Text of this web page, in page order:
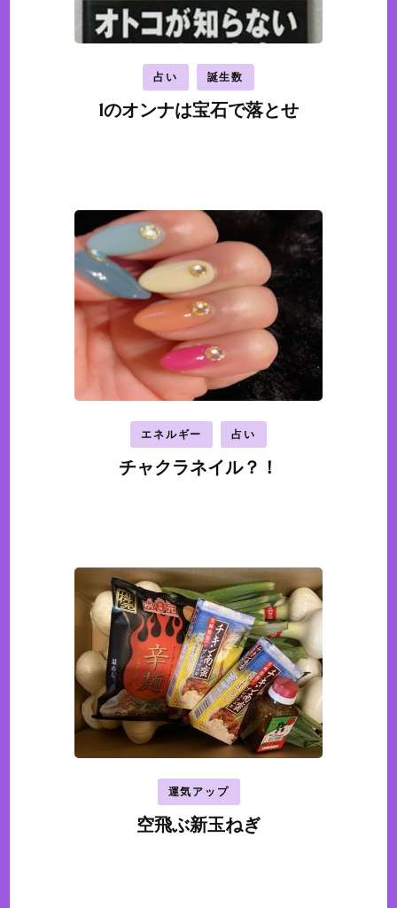
占い 誕生数
1のオンナは宝石で落とせ
エネルギー 占い
チャクラネイル？！
運気アップ
空飛ぶ新玉ねぎ